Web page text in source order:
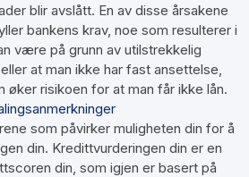
blir avslått. En av disse årsakene
bankens krav, noe som resulterer i
være på grunn av utilstrekkelig
at man ikke har fast ansettelse,
øker risikoen for at man får ikke lån.
som påvirker muligheten din for å
din. Kredittvurderingen din er en
din, som igjen er basert på